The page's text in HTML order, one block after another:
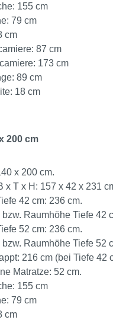
155 cm
79 cm
cm
87 cm
173 cm
89 cm
18 cm
200 cm
x 200 cm.
x T x H: 157 x 42 x 231
42 cm: 236 cm.
Raumhöhe Tiefe 42
52 cm: 236 cm.
Raumhöhe Tiefe 52
216 cm (bei Tiefe 42
Matratze: 52 cm.
155 cm
79 cm
cm